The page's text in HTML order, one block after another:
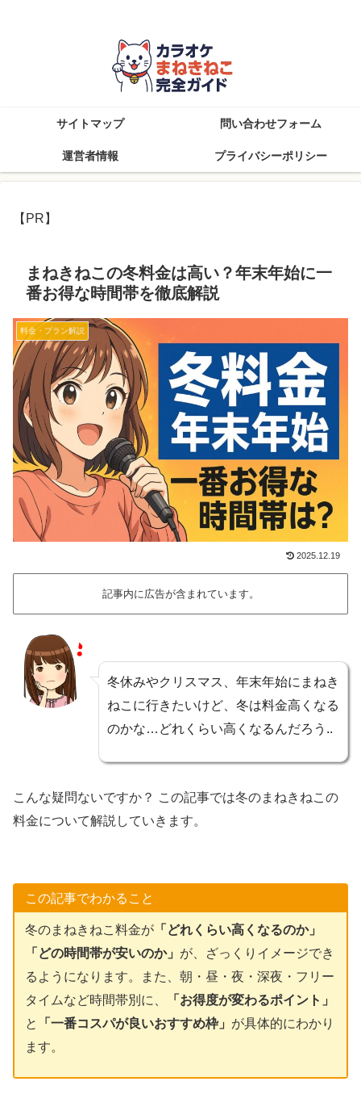
サイトマップ 問い合わせフォーム
運営者情報 プライバシーポリシー
【PR】
まねきねこの冬料金は高い？年末年始に一
番お得な時間帯を徹底解説
料金・プラン解説
2025.12.19
記事内に広告が含まれています。
冬休みやクリスマス、年末年始にまねき
ねこに行きたいけど、冬は料金高くなる
のかな…どれくらい高くなるんだろう..
こんな疑問ないですか？ この記事では冬のまねきねこの
料金について解説していきます。
この記事でわかること
冬のまねきねこ料金が「どれくらい高くなるのか」
「どの時間帯が安いのか」 が、ざっくりイメージでき
るようになります。また、朝・昼・夜・深夜・フリー
タイムなど時間帯別に、
「お得度が変わるポイント」
と
「一番コスパが良いおすすめ枠」 が具体的にわかり
ます。